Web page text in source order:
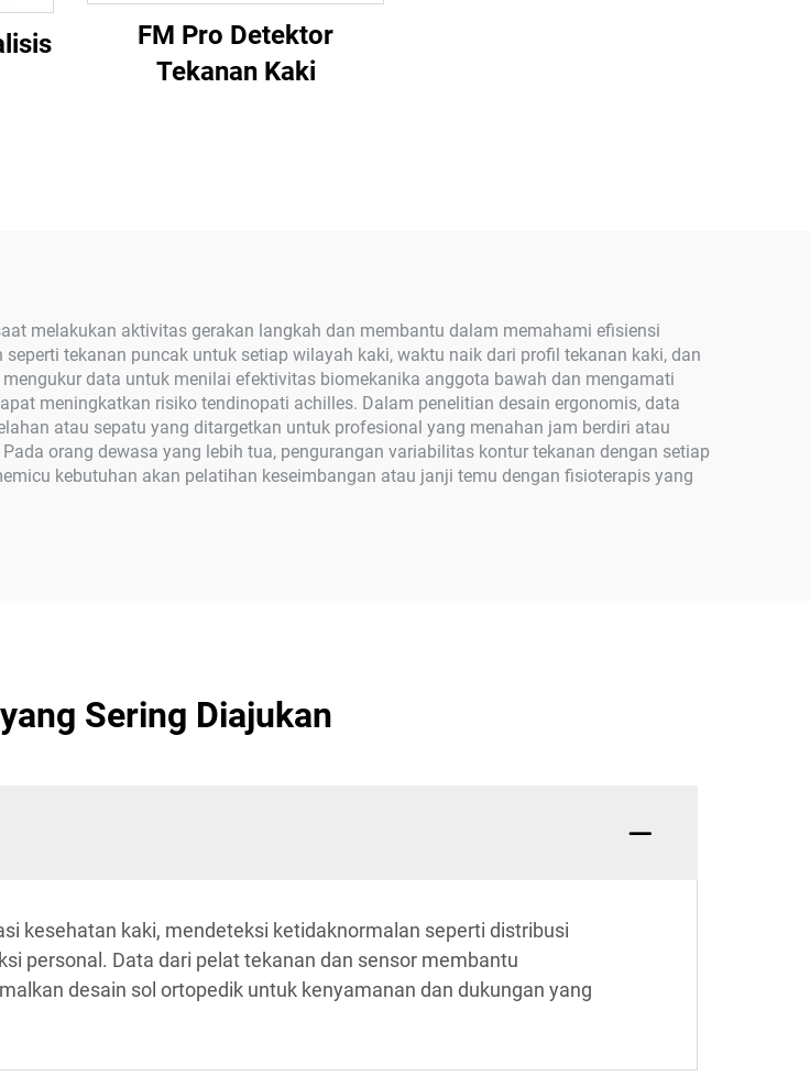
FM Pro Detektor
Tekanan Kaki
melakukan aktivitas gerakan langkah dan membantu dalam memahami efisiensi
tekanan puncak untuk setiap wilayah kaki, waktu naik dari profil tekanan kaki, dan
data untuk menilai efektivitas biomekanika anggota bawah dan mengamati
meningkatkan risiko tendinopati achilles. Dalam penelitian desain ergonomis, data
atau sepatu yang ditargetkan untuk profesional yang menahan jam berdiri atau
orang dewasa yang lebih tua, pengurangan variabilitas kontur tekanan dengan setiap
kebutuhan akan pelatihan keseimbangan atau janji temu dengan fisioterapis yang
Sering Diajukan
kesehatan kaki, mendeteksi ketidaknormalan seperti distribusi
personal. Data dari pelat tekanan dan sensor membantu
desain sol ortopedik untuk kenyamanan dan dukungan yang